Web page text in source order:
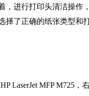
，进行打印头清洁操作
择了正确的纸张类型和
LaserJet MFP M725，